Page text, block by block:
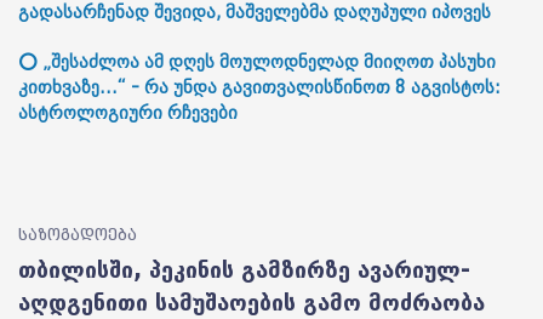
გადასარჩენად შევიდა, მაშველებმა დაღუპული იპოვეს
⭕ „შესაძლოა ამ დღეს მოულოდნელად მიიღოთ პასუხი
კითხვაზე...“ - რა უნდა გავითვალისწინოთ 8 აგვისტოს:
ასტროლოგიური რჩევები
საზოგადოება
თბილისში, პეკინის გამზირზე ავარიულ-
აღდგენითი სამუშაოების გამო მოძრაობა